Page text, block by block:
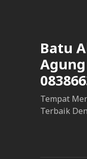
Batu
Tempat
Terbaik